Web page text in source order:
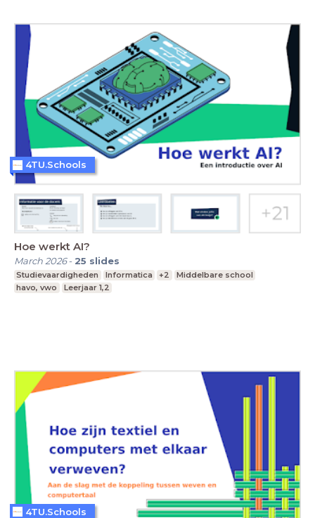
Hoe werkt AI?
March 2026- 25 slides
Studievaardigheden Informatica +2
Middelbare school
havo, vwo
Leerjaar 1,2
4TU.Schools
4TU.Schools